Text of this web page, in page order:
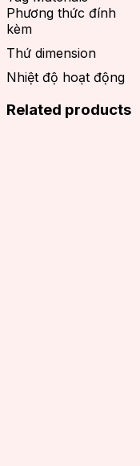
Phương thức đính
kèm
Thứ dimension
Nhiệt độ hoạt động
Related products